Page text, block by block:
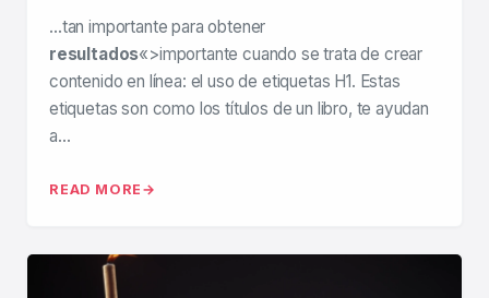
…tan importante para obtener
resultados«>importante cuando se trata de crear
contenido en línea: el uso de etiquetas H1. Estas
etiquetas son como los títulos de un libro, te ayudan
a…
READ MORE